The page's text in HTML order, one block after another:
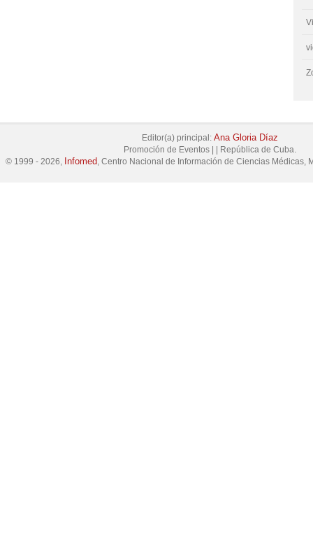
Editor(a) principal: Ana Gloria Díaz
Promoción de Eventos|
República de Cuba.
© 1999 - 2026, Infomed, Centro Nacional de Información de Ciencias Médicas,